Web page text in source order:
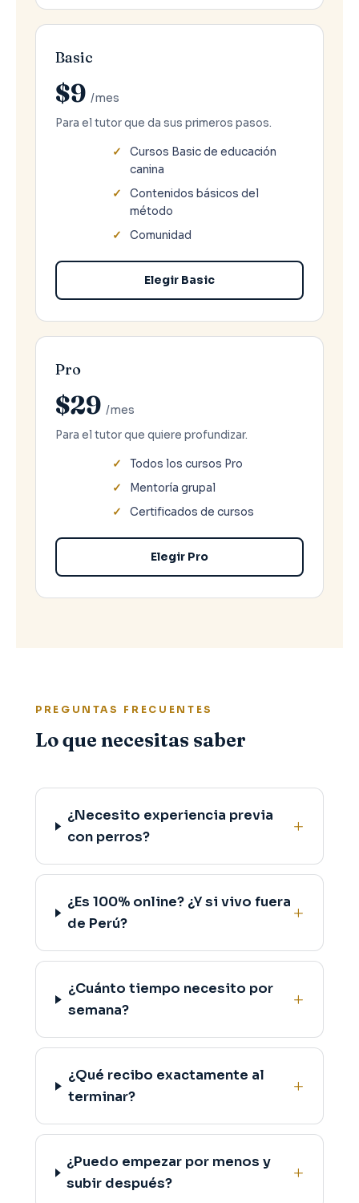
Basic
$9 /mes
Para el tutor que da sus primeros pasos.
Cursos Basic de educación
canina
Contenidos básicos del
método
Comunidad
Elegir Basic
Pro
$29 /mes
Para el tutor que quiere profundizar.
Todos los cursos Pro
Mentoría grupal
Certificados de cursos
Elegir Pro
PREGUNTAS FRECUENTES
Lo que necesitas saber
¿Necesito experiencia previa
con perros?
¿Es 100% online? ¿Y si vivo fuera
de Perú?
¿Cuánto tiempo necesito por
semana?
¿Qué recibo exactamente al
terminar?
¿Puedo empezar por menos y
subir después?